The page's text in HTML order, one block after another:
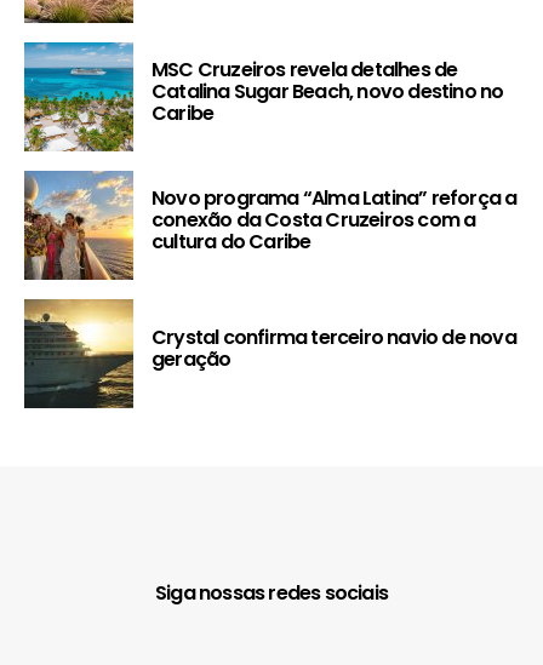
MSC Cruzeiros revela detalhes de
Catalina Sugar Beach, novo destino no
Caribe
Novo programa “Alma Latina” reforça a
conexão da Costa Cruzeiros com a
cultura do Caribe
Crystal confirma terceiro navio de nova
geração
Siga nossas redes sociais